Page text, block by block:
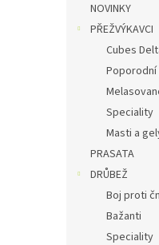
NOVINKY
PŘEŽVÝKAVCI
Cubes
Speciality
Masti a
PRASATA
DRŮBEŽ
Boj proti
Bažanti
Speciality